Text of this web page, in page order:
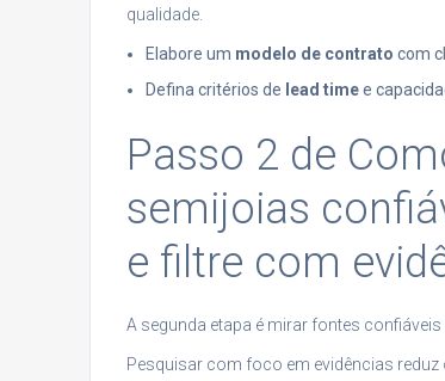
qualidade.
Elabore um modelo de contrato com
Defina critérios de lead timee
Passo 2 de
semijoias
e filtre com
A segunda etapa é mirar fontes
Pesquisar com foco em evidências